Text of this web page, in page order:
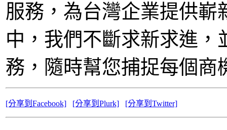
服務，為台灣企業提供
中，我們不斷求新求進
務，隨時幫您捕捉每個商
[分享到Facebook] [分享到Plurk] [分享到Twitter]